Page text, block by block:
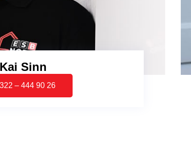
Kai Sinn
– 444 90 26